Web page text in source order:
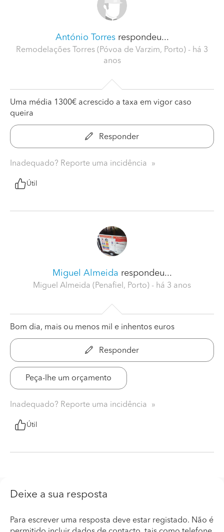
António Torresrespondeu...
Remodelações Torres (Póvoa de Varzim, Porto) - há 3
anos
Uma média 1300€ acrescido a taxa em vigor caso
queira
Responder
Inadequado? Reporte uma incidência
Útil
Miguel Almeida respondeu...
Miguel Almeida (Penafiel, Porto) - há 3 anos
Bom dia, mais ou menos mil e inhentos euros
Responder
Peça-lhe um orçamento
Inadequado? Reporte uma incidência
Útil
Deixe a sua resposta
Para escrever uma resposta deve estar registado. Não é